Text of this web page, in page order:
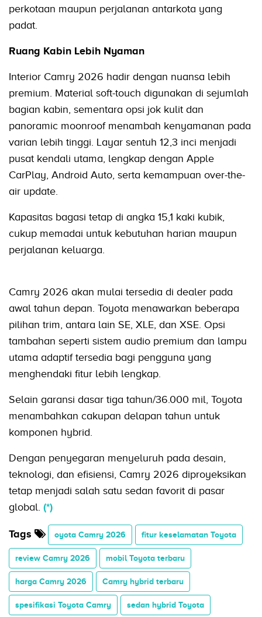
perkotaan maupun perjalanan antarkota yang
padat.
Ruang Kabin Lebih Nyaman
Interior Camry 2026 hadir dengan nuansa lebih
premium. Material soft-touch digunakan di sejumlah
bagian kabin, sementara opsi jok kulit dan
panoramic moonroof menambah kenyamanan pada
varian lebih tinggi. Layar sentuh 12,3 inci menjadi
pusat kendali utama, lengkap dengan Apple
CarPlay, Android Auto, serta kemampuan over-the-
air update.
Kapasitas bagasi tetap di angka 15,1 kaki kubik,
cukup memadai untuk kebutuhan harian maupun
perjalanan keluarga.
Camry 2026 akan mulai tersedia di dealer pada
awal tahun depan. Toyota menawarkan beberapa
pilihan trim, antara lain SE, XLE, dan XSE. Opsi
tambahan seperti sistem audio premium dan lampu
utama adaptif tersedia bagi pengguna yang
menghendaki fitur lebih lengkap.
Selain garansi dasar tiga tahun/36.000 mil, Toyota
menambahkan cakupan delapan tahun untuk
komponen hybrid.
Dengan penyegaran menyeluruh pada desain,
teknologi, dan efisiensi, Camry 2026 diproyeksikan
tetap menjadi salah satu sedan favorit di pasar
global. (*)
Tags oyota Camry 2026 fitur keselamatan Toyota
review Camry 2026 mobil Toyota terbaru
harga Camry 2026 Camry hybrid terbaru
spesifikasi Toyota Camry sedan hybrid Toyota